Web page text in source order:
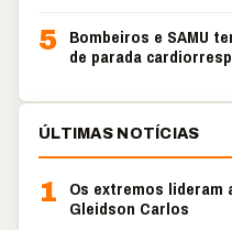
5 Bombeiros e SAMU
de parada
ÚLTIMAS NOTÍCIAS
1
Os extremos lideram
Gleidson Carlos